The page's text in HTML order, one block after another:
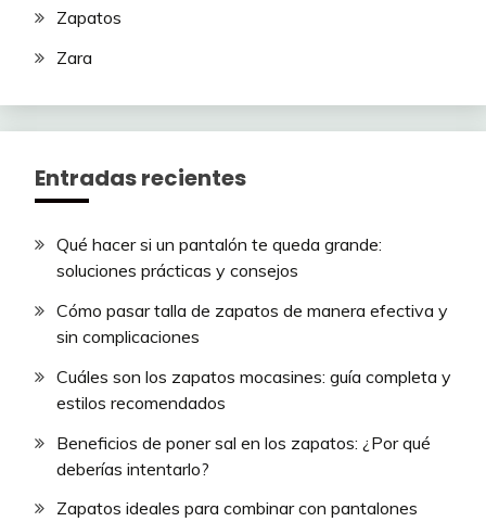
Zapatos
Zara
Entradas recientes
Qué hacer si un pantalón te queda grande:
soluciones prácticas y consejos
Cómo pasar talla de zapatos de manera efectiva y
sin complicaciones
Cuáles son los zapatos mocasines: guía completa y
estilos recomendados
Beneficios de poner sal en los zapatos: ¿Por qué
deberías intentarlo?
Zapatos ideales para combinar con pantalones